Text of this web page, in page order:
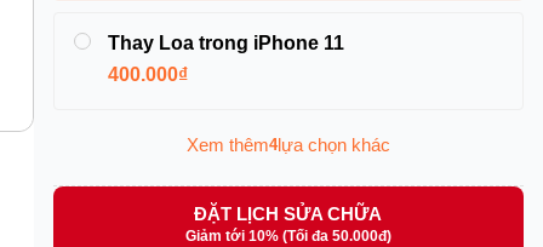
Thay Loa trong iPhone 11
400.000₫
Xem thêm4lựa chọn khác
ĐẶT LỊCH SỬA CHỮA
Giảm tới 10% (Tối đa 50.000đ)